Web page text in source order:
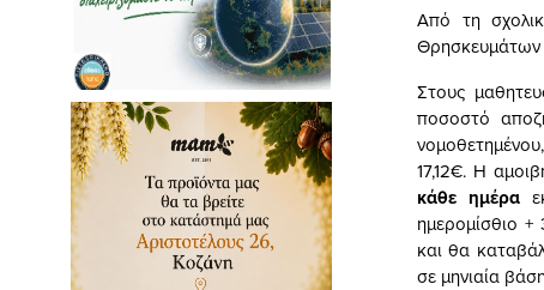
Από τη
Θρησκευμάτων
Στους
ποσοστό
17,12€. Η
κάθε ημέρα
ημερομίσθιο +
και θα
σε μηνιαία